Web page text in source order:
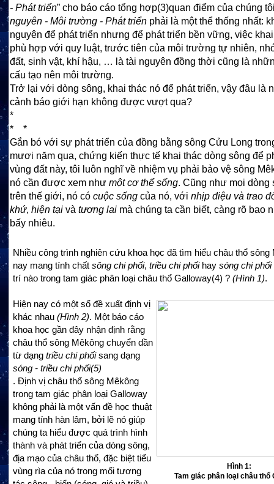
- Phát triển” cho báo cáo tổng hợp(3)quan điểm của chúng
nguyên - Môi trường - Phát triển phải là một thể thống nhất:
nguyên để phát triển nhưng để phát triển bền vững, việc
phù hợp với quy luật, trước tiên của môi trường tự nhiên,
đất, sinh vật, khí hậu, … là tài nguyên đồng thời cũng là
cấu tạo nên môi trường.
Trở lại với dòng sông, khai thác nó để phát triển, vậy đâu là
cảnh báo giới hạn không được vượt qua?
*
* *
Gắn bó với sự phát triển của đồng bằng sông Cửu Long
mươi năm qua, chứng kiến thực tế khai thác dòng sông để
vùng đất này, tôi luôn nghĩ về nhiệm vụ phải bảo vệ sông
nó cần được xem như một cơ thể sống. Cũng như mọi dòng
trên thế giới, nó có cuộc sống của nó, với nhịp điệu và trao
khứ, hiện tại và tương lai mà chúng ta cần biết, càng rõ bao
bấy nhiêu.
Nhiều công trình nghiên cứu khoa học đã tìm hiểu châu thổ sông
nay mang tính chất sông chi phối, triều chi phối hay sóng chi phối
trí nào trong tam giác phân loại châu thổ Galloway(4) ? (Hình 1).
Hình 1:
Tam giác phân loại châu thổ
Hiện nay có một số đề xuất định vị
khác nhau (Hình 2). Một báo cáo
khoa học gần đây nhận định rằng
châu thổ sông Mêkông chuyển dần
từ dạng triều chi phốisang dạng
sóng - triều chi phối(5)
. Định vị châu thổ sông Mêkông
trong tam giác phân loại Galloway
không phải là một vấn đề học thuật
mang tính hàn lâm, bởi lẽ nó giúp
chúng ta hiểu được quá trình hình
thành và phát triển của dòng sông,
địa mạo của châu thổ, đặc biệt tiểu
vùng rìa của nó trong mối tương